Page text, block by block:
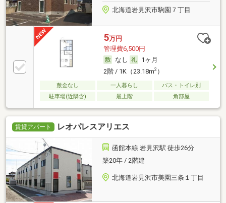
北海道岩見沢市駒園７丁目
5万円
管理費6,500円
なし
1ヶ月
2階 / 1K（23.18m2）
敷金なし 一人暮らし
バス・トイレ別
駐車場(近隣含)
最上階 角部屋
賃貸アパート レオパレスアリエス
函館本線 岩見沢駅 徒歩26分
築20年 / 2階建
北海道岩見沢市美園三条１丁目